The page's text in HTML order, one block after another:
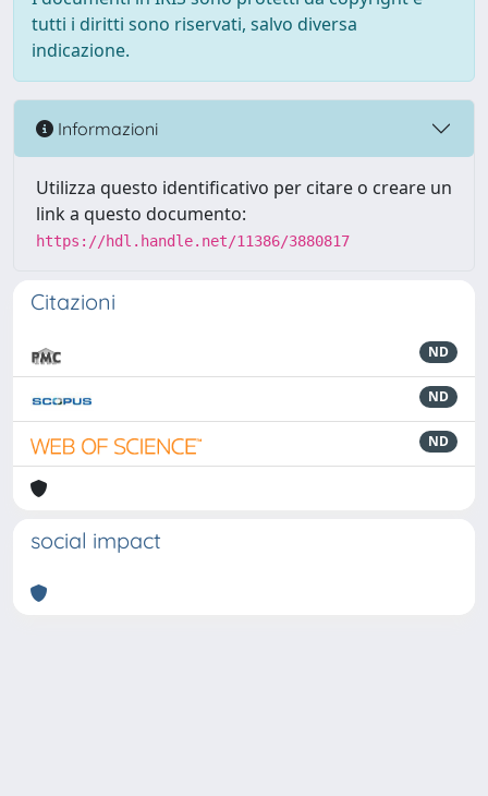
tutti i diritti sono riservati, salvo diversa
indicazione.
Informazioni
Utilizza questo identificativo per citare o creare un
link a questo documento:
https://hdl.handle.net/11386/3880817
Citazioni
ND
ND
ND
social impact